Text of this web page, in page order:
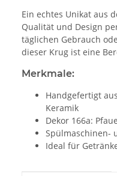
Ein echtes Unikat aus
Qualität und Design
täglichen Gebrauch
dieser Krug ist eine
Merkmale:
Handgefertigt
Keramik
Dekor 166a:
Spülmaschinen-
Ideal für